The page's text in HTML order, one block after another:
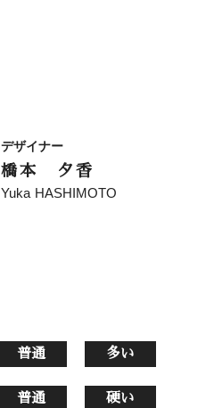
デザイナー
橋本 夕香
Yuka HASHIMOTO
普通 多い
普通 硬い